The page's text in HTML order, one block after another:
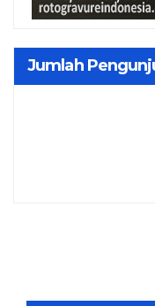
Jumlah